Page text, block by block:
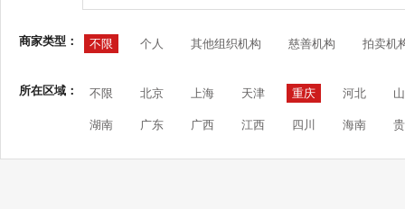
商家类型： 不限 个人 其他组织机构 慈善机构 拍卖机
所在区域： 不限 北京 上海 天津 重庆 河北
湖南 广东 广西 江西 四川 海南